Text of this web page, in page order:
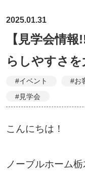
2025.01.31
【見学会情
らしやすさ
#イベント #お
#見学会
こんにちは！
ノーブルホーム